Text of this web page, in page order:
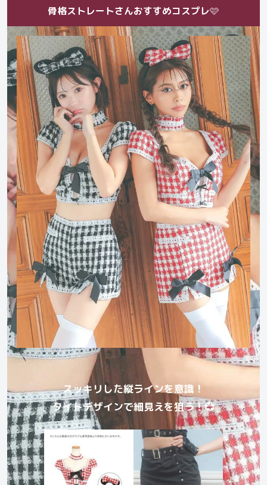
骨格ストレートさんおすすめコスプレ🩷
スッキリした縦ラインを意識！
タイトデザインで細見えを狙う！💞